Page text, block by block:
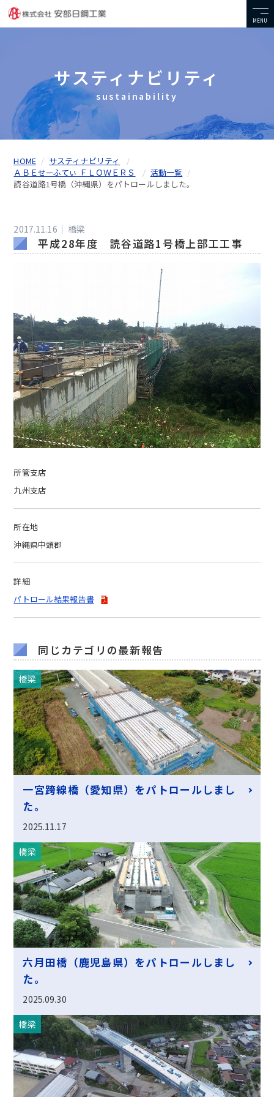
MENU
サスティナビリティ
sustainability
HOME
サスティナビリティ
ＡＢＥせーふてぃ ＦＬＯＷＥＲＳ
活動一覧
読谷道路1号橋（沖縄県）をパトロールしました。
2017.11.16｜ 橋梁
平成28年度 読谷道路1号橋上部工工事
所管支店
九州支店
所在地
沖縄県中頭郡
詳細
パトロール結果報告書
同じカテゴリの最新報告
橋梁
一宮跨線橋（愛知県）をパトロールしまし
た。
2025.11.17
橋梁
六月田橋（鹿児島県）をパトロールしまし
た。
2025.09.30
橋梁